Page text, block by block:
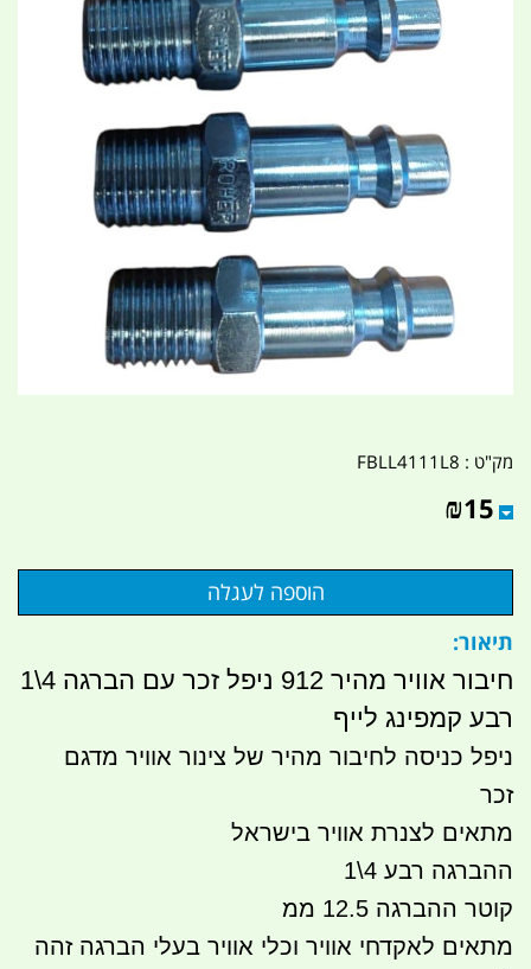
מק"ט : FBLL4111L8
₪15
תיאור:
חיבור אוויר מהיר 912 ניפל זכר עם הברגה 4\1
רבע קמפינג לייף
ניפל כניסה לחיבור מהיר של צינור אוויר מדגם
זכר
מתאים לצנרת אוויר בישראל
ההברגה רבע 4\1
קוטר ההברגה 12.5 ממ
מתאים לאקדחי אוויר וכלי אוויר בעלי הברגה זהה